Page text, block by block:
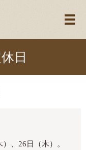
メ
日
、26日（木）。